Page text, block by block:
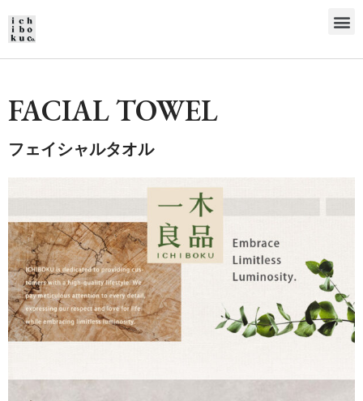
FACIAL TOWEL
フェイシャルタオル